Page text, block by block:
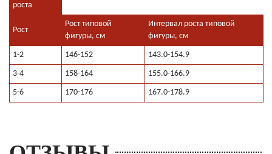
роста
Рост
Рост типовой
фигуры, см
Интервал роста типовой
фигуры, см
1-2 146-152 143.0-154.9
3-4 158-164 155.0-166.9
5-6 170-176 167.0-178.9